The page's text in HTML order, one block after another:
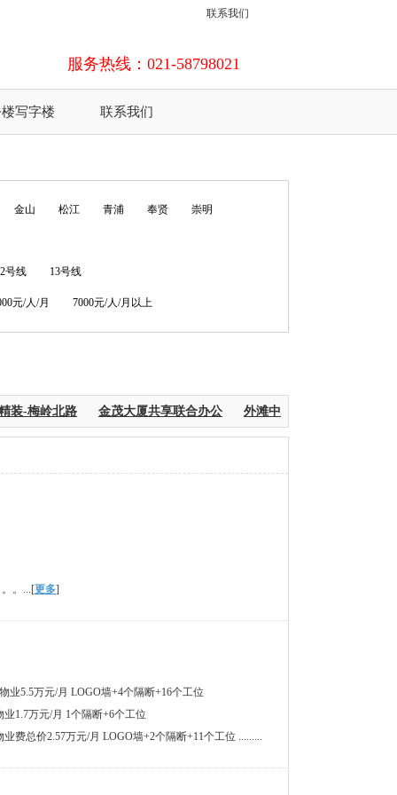
联系我们
服务热线：021-58798021
写字楼 联系我们
金山 松江 青浦 奉贤 崇明
号线 13号线
元/人/月 7000元/人/月以上
装-梅岭北路 金茂大厦共享联合办公 外滩中心联合办公黄浦
。。...[更多]
业5.5万元/月 LOGO墙+4个隔断+16个工位
1.7万元/月 1个隔断+6个工位
费总价2.57万元/月 LOGO墙+2个隔断+11个工位 .........